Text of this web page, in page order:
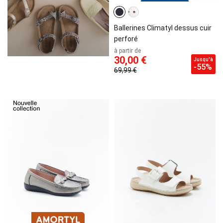
Ballerines Climatyl dessus cuir
perforé
à partir de
30,00 €
69,99 €
Jusqu'à
-55%